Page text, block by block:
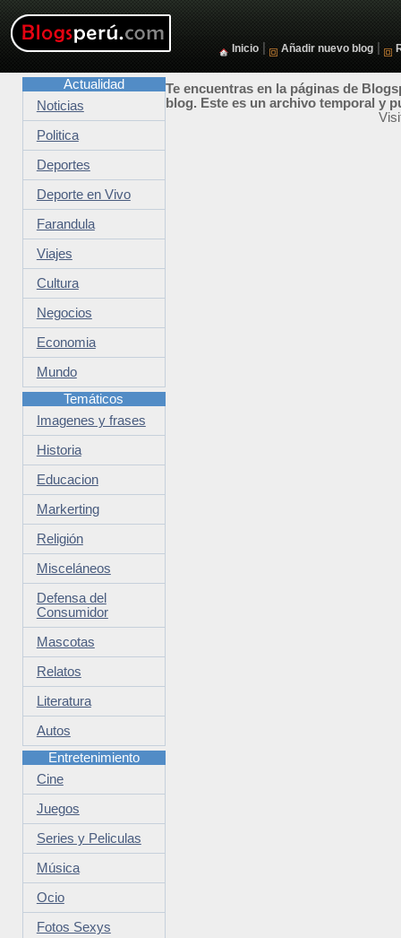
Inicio Añadir nuevo blog
Te encuentras en la páginas de
blog. Este es un archivo temporal y
Actualidad
Noticias
Politica
Deportes
Deporte en Vivo
Farandula
Viajes
Cultura
Negocios
Economia
Mundo
Temáticos
Imagenes y frases
Historia
Educacion
Markerting
Religión
Misceláneos
Defensa del
Consumidor
Mascotas
Relatos
Literatura
Autos
Entretenimiento
Cine
Juegos
Series y Peliculas
Música
Ocio
Fotos Sexys